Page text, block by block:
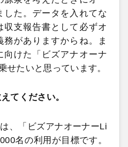
した。データを入れてな
収支報告書として必ずオ
務がありますからね。ま
向けた「ビズアナオーナ
せたいと思っています。
てください。
、「ビズアナオーナーLi
名の利用が目標です。